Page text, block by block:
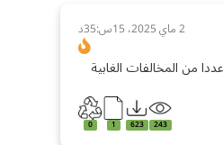
2 ماي 2025، 15س:35د
من المخالفات الغابية
243
623
1
0